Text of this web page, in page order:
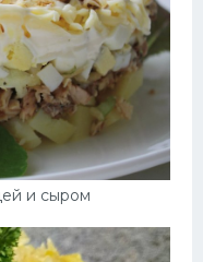
и сыром